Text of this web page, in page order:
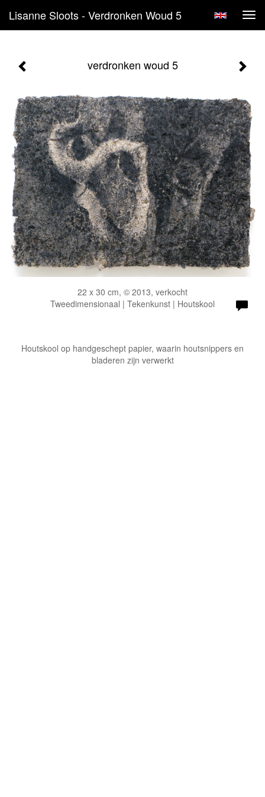
Lisanne Sloots - Verdronken Woud 5
verdronken woud 5
22 x 30 cm, © 2013, verkocht
Tweedimensionaal | Tekenkunst | Houtskool
Houtskool op handgeschept papier, waarin houtsnippers en
bladeren zijn verwerkt